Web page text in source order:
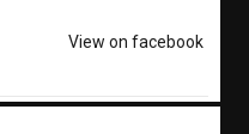
View on facebook